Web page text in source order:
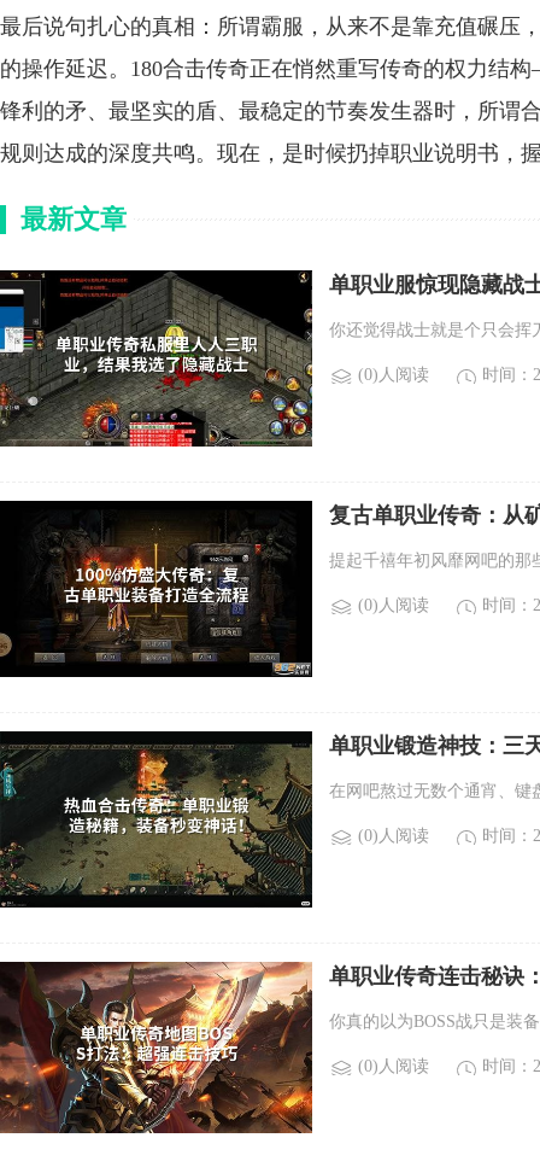
最后说句扎心的真相：所谓霸服，从来不是靠充值碾压
的操作延迟。180合击传奇正在悄然重写传奇的权力结
锋利的矛、最坚实的盾、最稳定的节奏发生器时，所谓
规则达成的深度共鸣。现在，是时候扔掉职业说明书，
最新文章
单职业服惊现隐藏战
你还觉得战士就是个只会挥
(0)人阅读 时间：
复古单职业传奇：从
提起千禧年初风靡网吧的那
(0)人阅读 时间：
单职业锻造神技：三
在网吧熬过无数个通宵、键
(0)人阅读 时间：
单职业传奇连击秘诀
你真的以为BOSS战只是装
(0)人阅读 时间：